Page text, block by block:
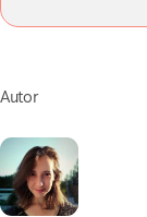
Autor